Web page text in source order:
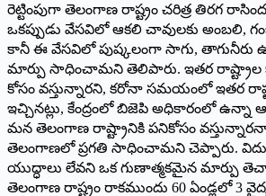
రెట్టింపుగా తెలంగాణ రాష్ట్రం చరిత్ర తిరగ
ఒకప్పుడు వేసవిలో ఆకలి చావులకు అంబలి,
కానీ ఈ వేసవిలో పుష్కలంగా సాగు, తాగునీరు
మార్పు సాధించామని తెలిపారు. ఇతర రాష్ట్రాల
కోసం వస్తున్నారని, కరోనా సమయంలో ఇతర
ఇచ్చినట్లు, కేంద్రంలో బిజెపి అధికారంలో ఉన్నా
మన తెలంగాణ రాష్ట్రానికి పనికోసం
తెలంగాణలో ప్రగతి సాధించామని చెప్పారు.
యుద్ధాలు లేవని ఒక గుణాత్మకమైన మార్పు
తెలంగాణ రాష్ట్రం రాకముందు 60 ఏండ్లలో 3